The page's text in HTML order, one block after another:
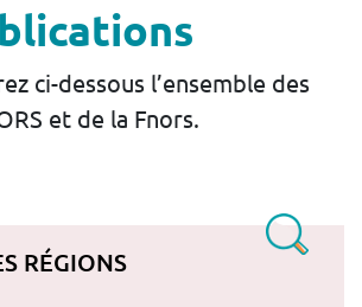
ci-dessous l’ensemble des
et de la Fnors.